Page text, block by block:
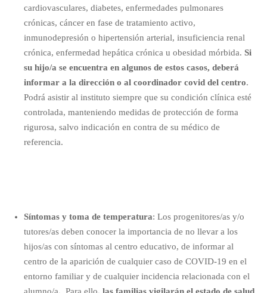
cardiovasculares, diabetes, enfermedades pulmonares
crónicas, cáncer en fase de tratamiento activo,
inmunodepresión o hipertensión arterial, insuficiencia renal
crónica, enfermedad hepática crónica u obesidad mórbida. Si
su hijo/a se encuentra en algunos de estos casos, deberá
informar a la dirección o al coordinador covid del centro.
Podrá asistir al instituto siempre que su condición clínica esté
controlada, manteniendo medidas de protección de forma
rigurosa, salvo indicación en contra de su médico de
referencia.
Síntomas y toma de temperatura: Los progenitores/as y/o
tutores/as deben conocer la importancia de no llevar a los
hijos/as con síntomas al centro educativo, de informar al
centro de la aparición de cualquier caso de COVID-19 en el
entorno familiar y de cualquier incidencia relacionada con el
alumno/a. Para ello, las familias vigilarán el estado de salud